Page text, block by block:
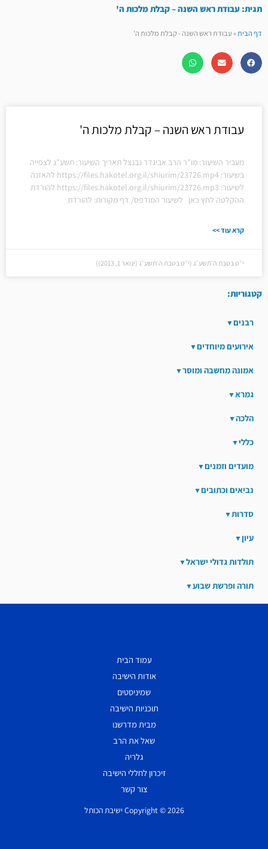
תגית: עבודת ראש השנה – קבלת מלכות ה'
דף הבית»עבודת ראש השנה - קבלת מלכות ה'
עבודת ראש השנה – קבלת מלכות ה'
מעביר השיעור: מו"ר הרב אביגדר נבנצל תאריך השיעור: תשע"ג לצפייה
בשיעור: https://files.hakotel.org.il/shiurim/23726.mp4 להאזנה
לשיעור: https://files.hakotel.org.il/shiurim/23726.mp3 להורדת
ההקלטה לחץ כאן לשיעור המודפס/ דף מקורות: להורדת
קרא עוד >>
י״ט בטבת ה׳תשע״ג (י״ט בטבת ה׳תשע״ג (ינואר 1, 2013))
קטגוריות:
רבנים
אירועים מיוחדים
אמונה מחשבה ומוסר
גמרא
הלכה
כללי
מועדים וזמנים
נביאים וכתובים
סדרות
עיון
תולדות גדולי ישראל
תורה ופרשת שבוע
עמוד הבית
אודות הישיבה
שמיניסטים
תוכניות הישיבה
מבית מדרשנו
שאל את הרב
גלריה
זיכרון לחללי הישיבה
צור קשר
Copyright © 2026 ישיבת הכותל